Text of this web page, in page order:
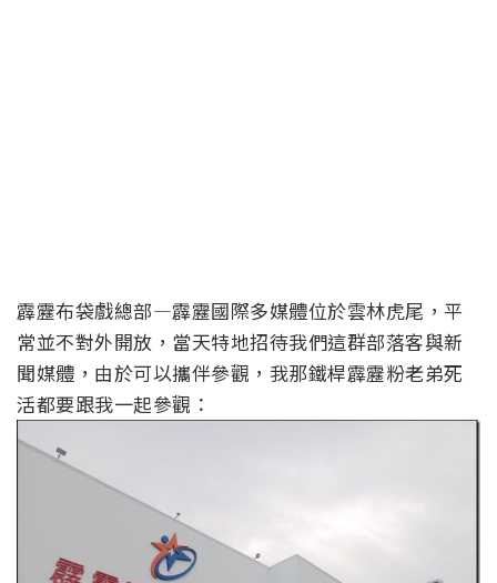
霹靂布袋戲總部—霹靂國際多媒體位於雲林虎尾，平
常並不對外開放，當天特地招待我們這群部落客與新
聞媒體，由於可以攜伴參觀，我那鐵桿霹靂粉老弟死
活都要跟我一起參觀：